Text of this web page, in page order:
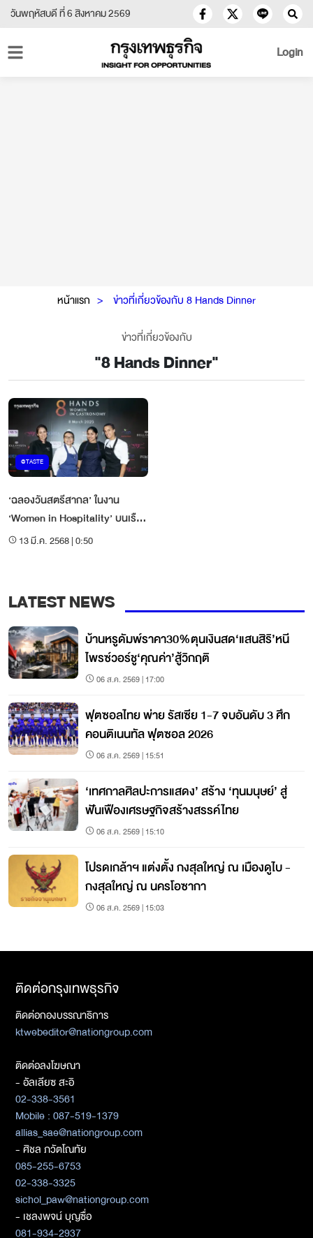
วันพฤหัสบดี ที่ 6 สิงหาคม 2569
Login
หน้าแรก ข่าวที่เกี่ยวข้องกับ 8 Hands Dinner
ข่าวที่เกี่ยวข้องกับ
"8 Hands Dinner"
@TASTE
‘ฉลองวันสตรีสากล’ ในงาน
‘Women in Hospitality’ บนเรือ
แซฟฟรอน ครูซ
13 มี.ค. 2568 | 0:50
LATEST NEWS
บ้านหรูดัมพ์ราคา30%ตุนเงินสด‘แสนสิริ’หนี
ไพรซ์วอร์ชู‘คุณค่า’สู้วิกฤติ
06 ส.ค. 2569 | 17:00
ฟุตซอลไทย พ่าย รัสเซีย 1-7 จบอันดับ 3 ศึก
คอนติเนนทัล ฟุตซอล 2026
06 ส.ค. 2569 | 15:51
‘เทศกาลศิลปะการแสดง’ สร้าง ‘ทุนมนุษย์’ สู่
ฟันเฟืองเศรษฐกิจสร้างสรรค์ไทย
06 ส.ค. 2569 | 15:10
โปรดเกล้าฯ แต่งตั้ง กงสุลใหญ่ ณ เมืองดูไบ -
กงสุลใหญ่ ณ นครโอซากา
06 ส.ค. 2569 | 15:03
ติดต่อกรุงเทพธุรกิจ
ติดต่อกองบรรณาธิการ
ktwebeditor@nationgroup.com
ติดต่อลงโฆษณา
- อัลเลียซ สะอิ
02-338-3561
Mobile : 087-519-1379
allias_sae@nationgroup.com
- ศิชล ภวัตโณทัย
085-255-6753
02-338-3325
sichol_paw@nationgroup.com
- เชลงพจน์ บุญซื่อ
081-934-2937